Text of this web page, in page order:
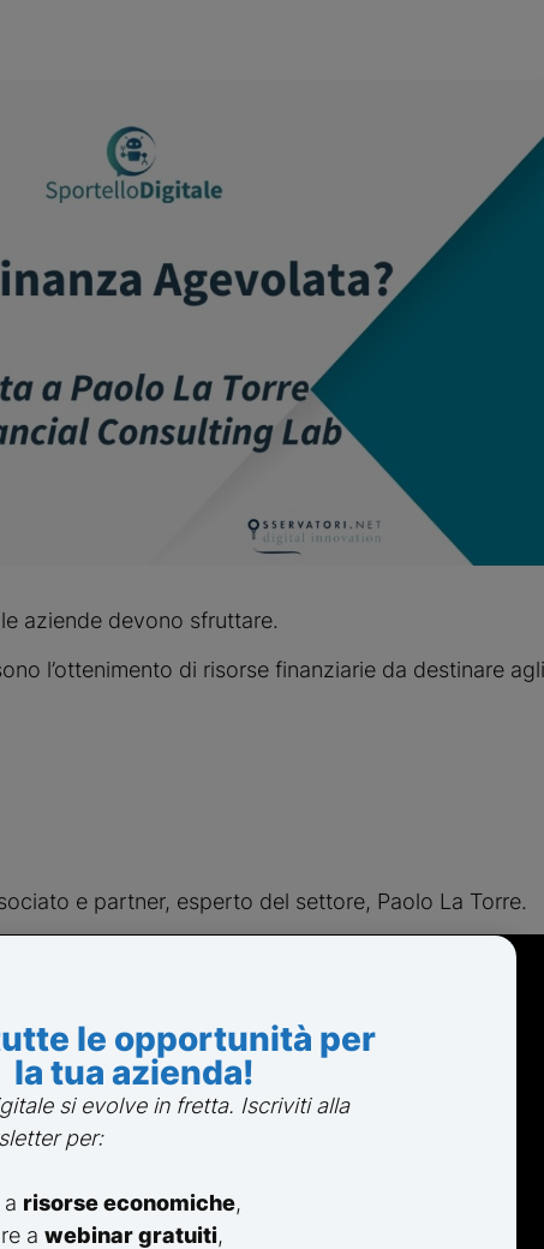
aziende devono sfruttare.
l’ottenimento di risorse finanziarie da destinare agli
e partner, esperto del settore, Paolo La Torre.
le opportunità per
la tua azienda!
si evolve in fretta. Iscriviti alla
per:
risorse economiche,
a webinar gratuiti,